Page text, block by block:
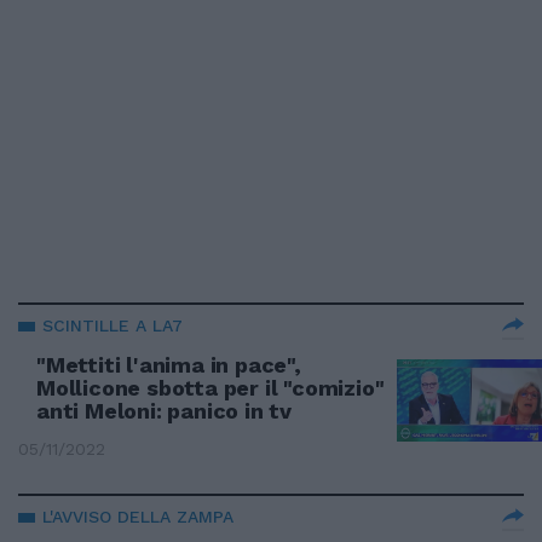
SCINTILLE A LA7
"Mettiti l'anima in pace",
Mollicone sbotta per il "comizio"
anti Meloni: panico in tv
05/11/2022
L'AVVISO DELLA ZAMPA